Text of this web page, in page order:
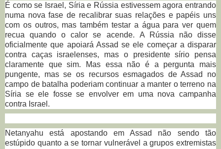
É como se Israel, Síria e Rússia estivessem agora entrando
numa nova fase de recalibrar suas relações e papéis uns
com os outros, mas também testar a água para ver quem
recua quando o calor se acende.
A Rússia não disse
oficialmente que apoiará Assad se ele começar a disparar
contra caças israelenses, mas o presidente sírio pensa
claramente que sim.
Mas essa não é a pergunta mais
pungente, mas se os recursos esmagados de Assad no
campo de batalha poderiam continuar a manter o terreno na
Síria se ele fosse se envolver em uma nova campanha
contra Israel.
Netanyahu está apostando em Assad não sendo tão
estúpido quanto a se tornar vulnerável a grupos extremistas